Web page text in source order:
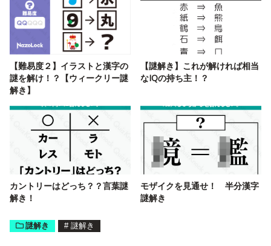
【難易度２】イラストと漢字の
謎を解け！？【ウィークリー謎
解き】
【謎解き】これが解ければ相当
なIQの持ち主！？
カントリーはどっち？？言葉謎
解き！
モザイクを見通せ！ 半分漢字
謎解き
謎解き # 謎解き